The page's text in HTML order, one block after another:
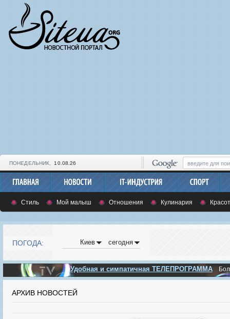
ПОНЕДЕЛЬНИК, 10.08.26
Стиль Мой малыш Отношения Кулинария
ПОГОДА: Киев сегодня
Удобная и симпатичная ТЕЛЕПРОГРАММА
АРХИВ НОВОСТЕЙ